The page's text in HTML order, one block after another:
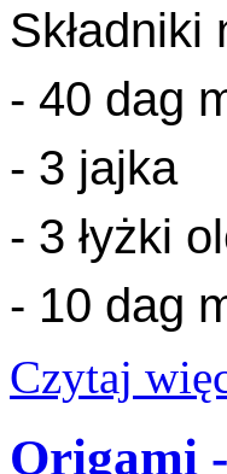
Składniki
- 40 dag
- 3 jajka
- 3 łyżki
- 10 dag
Czytaj
Origami